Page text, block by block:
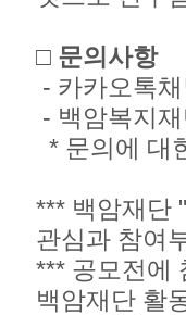
□ 문의사항
- 카카오톡
- 백암복지
* 문의에 대
*** 백암재단
관심과 참여
*** 공모전에
백암재단 활